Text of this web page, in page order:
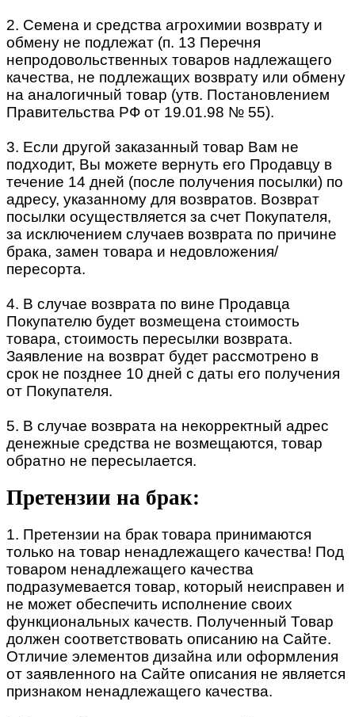
2. Семена и средства агрохимии возврату и
обмену не подлежат (п. 13 Перечня
непродовольственных товаров надлежащего
качества, не подлежащих возврату или обмену
на аналогичный товар (утв. Постановлением
Правительства РФ от 19.01.98 № 55).
3. Если другой заказанный товар Вам не
подходит, Вы можете вернуть его Продавцу в
течение 14 дней (после получения посылки) по
адресу, указанному для возвратов. Возврат
посылки осуществляется за счет Покупателя,
за исключением случаев возврата по причине
брака, замен товара и недовложения/
пересорта.
4. В случае возврата по вине Продавца
Покупателю будет возмещена стоимость
товара, стоимость пересылки возврата.
Заявление на возврат будет рассмотрено в
срок не позднее 10 дней с даты его получения
от Покупателя.
5. В случае возврата на некорректный адрес
денежные средства не возмещаются, товар
обратно не пересылается.
Претензии на брак:
1. Претензии на брак товара принимаются
только на товар ненадлежащего качества! Под
товаром ненадлежащего качества
подразумевается товар, который неисправен и
не может обеспечить исполнение своих
функциональных качеств. Полученный Товар
должен соответствовать описанию на Сайте.
Отличие элементов дизайна или оформления
от заявленного на Сайте описания не является
признаком ненадлежащего качества.